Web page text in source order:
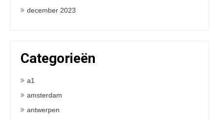
december 2023
Categorieën
a1
amsterdam
antwerpen